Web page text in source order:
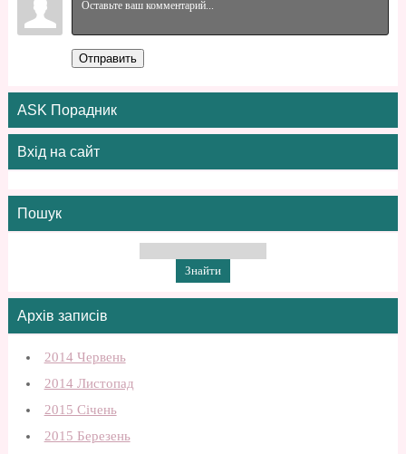
Отправить
ASK Порадник
Вхід на сайт
Пошук
Архів записів
2014 Червень
2014 Листопад
2015 Січень
2015 Березень